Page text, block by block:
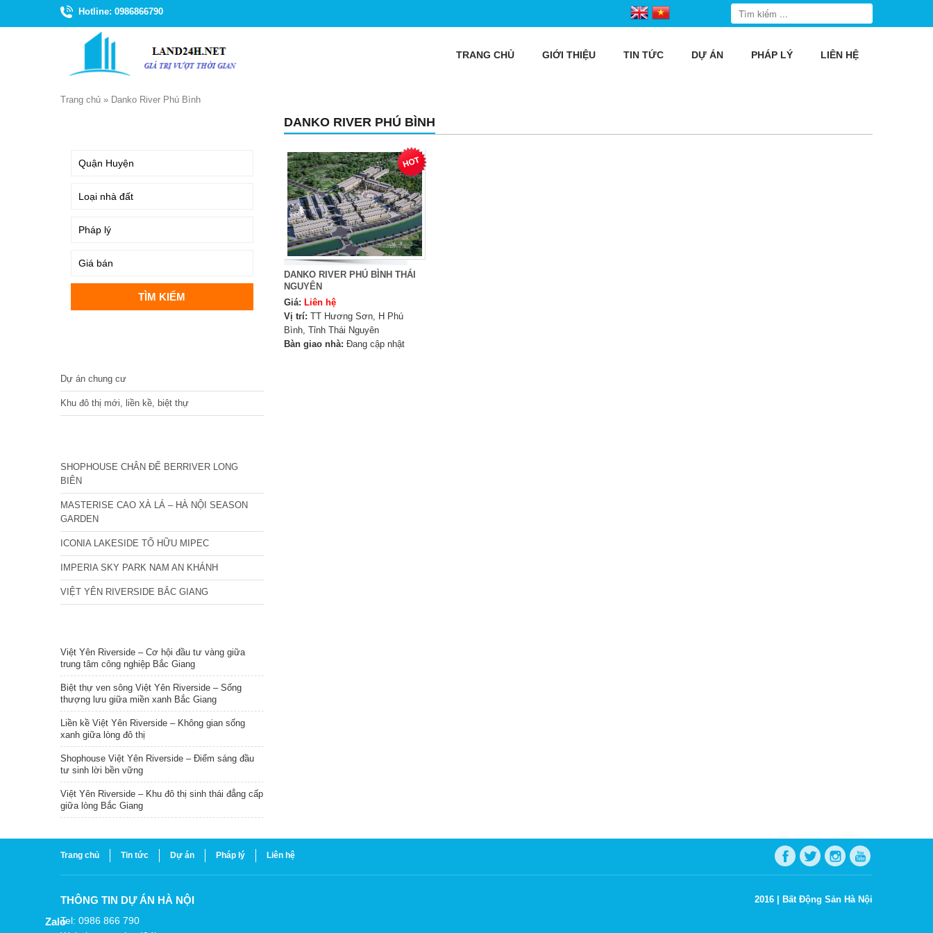
Hotline: 0986866790
TRANG CHỦ GIỚI THIỆU TIN TỨC DỰ ÁN PHÁP LÝ LIÊN HỆ
Trang chủ » Danko River Phú Bình
DANKO RIVER PHÚ BÌNH
DANKO RIVER PHÚ BÌNH THÁI
NGUYÊN
Giá: Liên hệ
Vị trí: TT Hương Sơn, H Phú
Bình, Tỉnh Thái Nguyên
Bàn giao nhà: Đang cập nhật
Dự án chung cư
Khu đô thị mới, liền kề, biệt thự
SHOPHOUSE CHÂN ĐẾ BERRIVER LONG
BIÊN
MASTERISE CAO XÀ LÁ – HÀ NỘI SEASON
GARDEN
ICONIA LAKESIDE TỐ HỮU MIPEC
IMPERIA SKY PARK NAM AN KHÁNH
VIỆT YÊN RIVERSIDE BẮC GIANG
Việt Yên Riverside – Cơ hội đầu tư vàng giữa
trung tâm công nghiệp Bắc Giang
Biệt thự ven sông Việt Yên Riverside – Sống
thượng lưu giữa miền xanh Bắc Giang
Liền kề Việt Yên Riverside – Không gian sống
xanh giữa lòng đô thị
Shophouse Việt Yên Riverside – Điểm sáng đầu
tư sinh lời bền vững
Việt Yên Riverside – Khu đô thị sinh thái đẳng cấp
giữa lòng Bắc Giang
Trang chủ Tin tức Dự án Pháp lý Liên hệ
THÔNG TIN DỰ ÁN HÀ NỘI
Tel: 0986 866 790
2016 | Bất Động Sản Hà Nội
Zalo